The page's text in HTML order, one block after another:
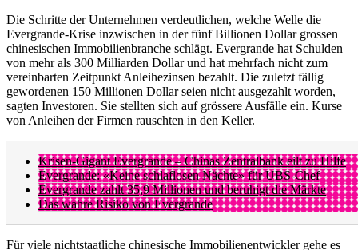
Die Schritte der Unternehmen verdeutlichen, welche Welle die
Evergrande-Krise inzwischen in der fünf Billionen Dollar grossen
chinesischen Immobilienbranche schlägt. Evergrande hat Schulden
von mehr als 300 Milliarden Dollar und hat mehrfach nicht zum
vereinbarten Zeitpunkt Anleihezinsen bezahlt. Die zuletzt fällig
gewordenen 150 Millionen Dollar seien nicht ausgezahlt worden,
sagten Investoren. Sie stellten sich auf grössere Ausfälle ein. Kurse
von Anleihen der Firmen rauschten in den Keller.
Krisen-Gigant Evergrande – Chinas Zentralbank eilt zu Hilfe
Evergrande: «Keine schlaflosen Nächte» für UBS-Chef
Evergrande zahlt 35,9 Millionen und beruhigt die Märkte
Das wahre Risiko von Evergrande
Für viele nichtstaatliche chinesische Immobilienentwickler gehe es